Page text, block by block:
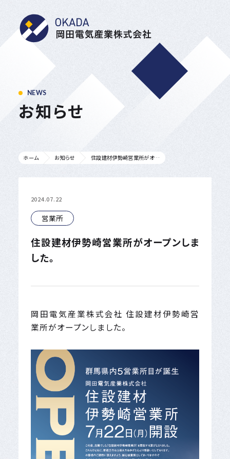
NEWS
お知らせ
ホーム お知らせ 住設建材伊勢崎営業所がオープンしました。
2024.07.22
営業所
住設建材伊勢崎営業所がオープンしま
した。
岡田電気産業株式会社 住設建材伊勢崎営
業所がオープンしました。